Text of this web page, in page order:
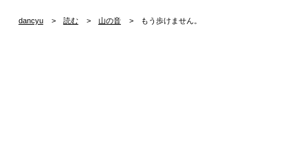
dancyu 読む 山の音 もう歩けません。